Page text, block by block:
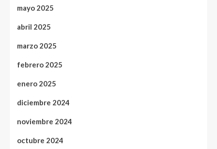
mayo 2025
abril 2025
marzo 2025
febrero 2025
enero 2025
diciembre 2024
noviembre 2024
octubre 2024